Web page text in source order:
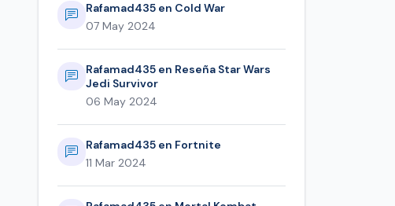
Rafamad435 en Cold War
07 May 2024
Rafamad435 en Reseña Star Wars
Jedi Survivor
06 May 2024
Rafamad435 en Fortnite
11 Mar 2024